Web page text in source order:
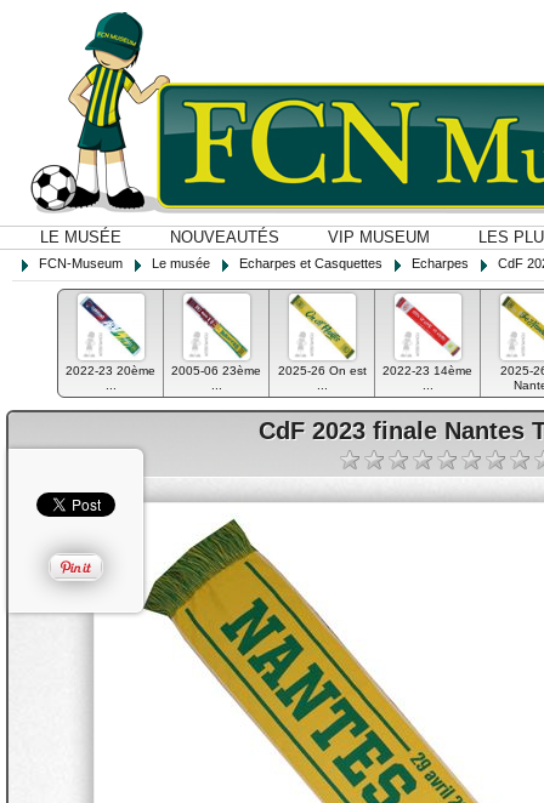
LE MUSÉE NOUVEAUTÉS VIP MUSEUM LES
FCN-Museum Le musée Echarpes et Casquettes Echarpes CdF
2022-23 20ème
2005-06 23ème
2025-26 On est
2022-23 14ème
2025-
CdF 2023 finale Nantes